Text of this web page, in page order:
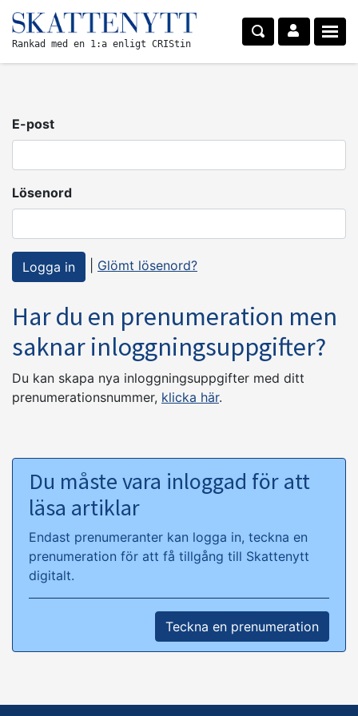
Rankad med en 1:a enligt CRIStin
E-post
Lösenord
Glömt lösenord?
Har du en prenumeration men
saknar inloggningsuppgifter?
Du kan skapa nya inloggningsuppgifter med ditt
prenumerationsnummer, klicka här.
Du måste vara inloggad för att
läsa artiklar
Endast prenumeranter kan logga in, teckna en
prenumeration för att få tillgång till Skattenytt
digitalt.
Teckna en prenumeration